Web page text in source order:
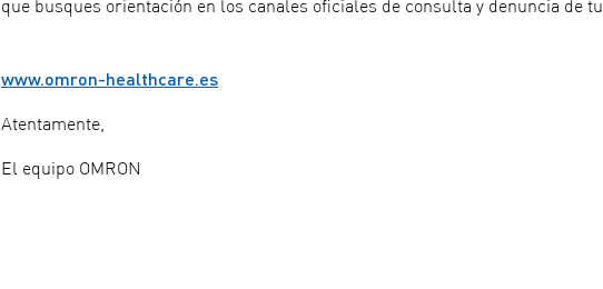
que busques orientación en los canales oficiales de consulta y denuncia de
www.omron-healthcare.es
Atentamente,
El equipo OMRON